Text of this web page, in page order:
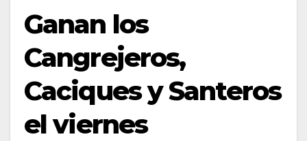
Ganan los
Cangrejeros,
Caciques y Santeros
el viernes